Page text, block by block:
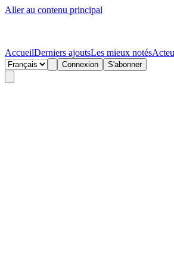
Aller au contenu principal
AccueilDerniers ajoutsLes mieux notés
Connexion S'abonner